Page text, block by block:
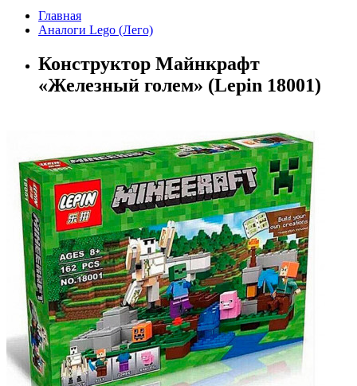
Главная
Аналоги Lego (Лего)
Конструктор Майнкрафт
«Железный голем» (Lepin 18001)